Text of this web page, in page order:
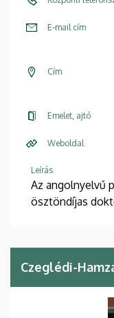
E-mail cím
Cím
Emelet, ajtó
Weboldal
Leírás
Az angolnyelvű
ösztöndíjas
Czeglédi-